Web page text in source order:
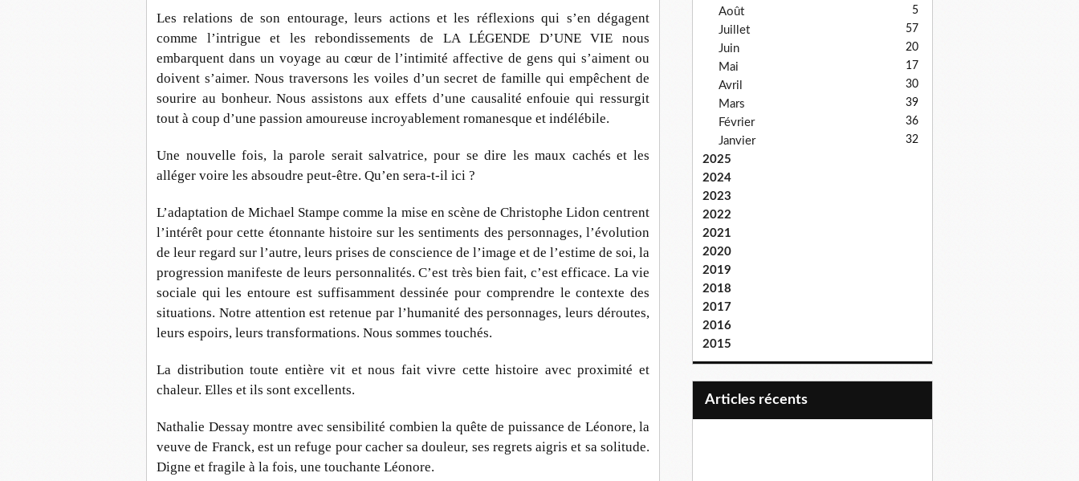
Les relations de son entourage, leurs actions et les réflexions qui s’en dégagent
comme l’intrigue et les rebondissements de LA LÉGENDE D’UNE VIE nous
embarquent dans un voyage au cœur de l’intimité affective de gens qui s’aiment ou
doivent s’aimer. Nous traversons les voiles d’un secret de famille qui empêchent de
sourire au bonheur. Nous assistons aux effets d’une causalité enfouie qui ressurgit
tout à coup d’une passion amoureuse incroyablement romanesque et indélébile.
Une nouvelle fois, la parole serait salvatrice, pour se dire les maux cachés et les
alléger voire les absoudre peut-être. Qu’en sera-t-il ici ?
L’adaptation de Michael Stampe comme la mise en scène de Christophe Lidon centrent
l’intérêt pour cette étonnante histoire sur les sentiments des personnages, l’évolution
de leur regard sur l’autre, leurs prises de conscience de l’image et de l’estime de soi, la
progression manifeste de leurs personnalités. C’est très bien fait, c’est efficace. La vie
sociale qui les entoure est suffisamment dessinée pour comprendre le contexte des
situations. Notre attention est retenue par l’humanité des personnages, leurs déroutes,
leurs espoirs, leurs transformations. Nous sommes touchés.
La distribution toute entière vit et nous fait vivre cette histoire avec proximité et
chaleur. Elles et ils sont excellents.
Nathalie Dessay montre avec sensibilité combien la quête de puissance de Léonore, la
veuve de Franck, est un refuge pour cacher sa douleur, ses regrets aigris et sa solitude.
Digne et fragile à la fois, une touchante Léonore.
Août
5
Juillet 57
Juin 20
Mai 17
Avril 30
Mars 39
Février 36
Janvier 32
2025
2024
2023
2022
2021
2020
2019
2018
2017
2016
2015
articles récents